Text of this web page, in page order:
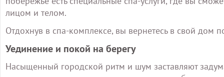
лицом и телом.
Отдохнув в спа-комплексе, вы вернетесь в свой
Уединение и покой на берегу
Насыщенный городской ритм и шум заставляют